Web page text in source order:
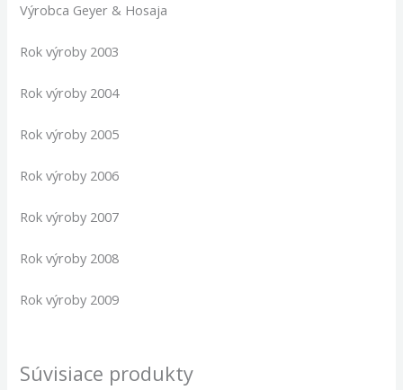
Výrobca Geyer & Hosaja
Rok výroby 2003
Rok výroby 2004
Rok výroby 2005
Rok výroby 2006
Rok výroby 2007
Rok výroby 2008
Rok výroby 2009
Súvisiace produkty